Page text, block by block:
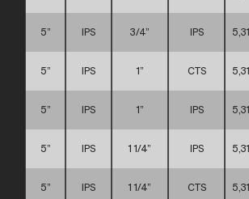
5” IPS 3/4” IPS 5,31
5” IPS 1” CTS 5,31
5” IPS 1” IPS 5,31
5” IPS 1 1/4” IPS 5,31
5” IPS 1 1/4” CTS 5,31